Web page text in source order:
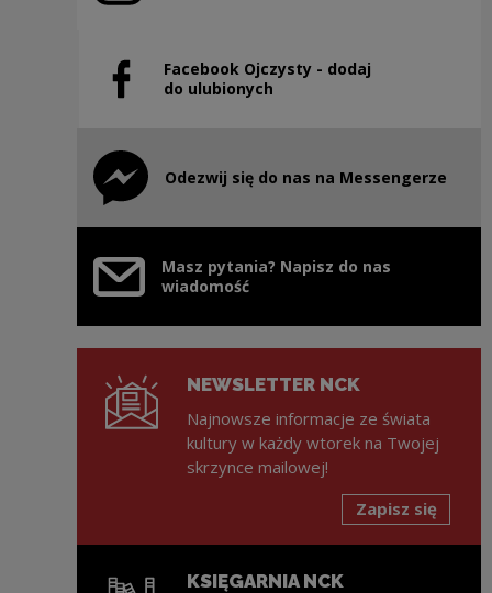
Facebook Ojczysty - dodaj
do ulubionych
Uwaga, link zostanie otwarty w nowym oknie
Odezwij się do nas na Messengerze
Uwaga, link zostanie otwarty w nowym oknie
Masz pytania? Napisz do nas
wiadomość
NEWSLETTER NCK
Najnowsze informacje ze świata
kultury w każdy wtorek na Twojej
skrzynce mailowej!
Zapisz się
KSIĘGARNIA NCK